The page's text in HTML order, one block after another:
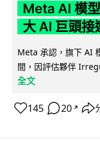
Meta AI 模
大 AI 巨頭接
Meta 承認，旗下 AI
間，因評估夥伴
全文
145 20 ↗